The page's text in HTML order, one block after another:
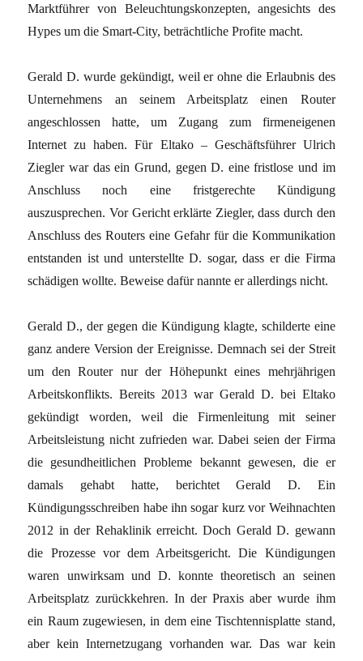
Marktführer von Beleuchtungskonzepten, angesichts des
Hypes um die Smart-City, beträchtliche Profite macht.
Gerald D. wurde gekündigt, weil er ohne die Erlaubnis des
Unternehmens an seinem Arbeitsplatz einen Router
angeschlossen hatte, um Zugang zum firmeneigenen
Internet zu haben. Für Eltako – Geschäftsführer Ulrich
Ziegler war das ein Grund, gegen D. eine fristlose und im
Anschluss noch eine fristgerechte Kündigung
auszusprechen. Vor Gericht erklärte Ziegler, dass durch den
Anschluss des Routers eine Gefahr für die Kommunikation
entstanden ist und unterstellte D. sogar, dass er die Firma
schädigen wollte. Beweise dafür nannte er allerdings nicht.
Gerald D., der gegen die Kündigung klagte, schilderte eine
ganz andere Version der Ereignisse. Demnach sei der Streit
um den Router nur der Höhepunkt eines mehrjährigen
Arbeitskonflikts. Bereits 2013 war Gerald D. bei Eltako
gekündigt worden, weil die Firmenleitung mit seiner
Arbeitsleistung nicht zufrieden war. Dabei seien der Firma
die gesundheitlichen Probleme bekannt gewesen, die er
damals gehabt hatte, berichtet Gerald D. Ein
Kündigungsschreiben habe ihn sogar kurz vor Weihnachten
2012 in der Rehaklinik erreicht. Doch Gerald D. gewann
die Prozesse vor dem Arbeitsgericht. Die Kündigungen
waren unwirksam und D. konnte theoretisch an seinen
Arbeitsplatz zurückkehren. In der Praxis aber wurde ihm
ein Raum zugewiesen, in dem eine Tischtennisplatte stand,
aber kein Internetzugang vorhanden war. Das war kein